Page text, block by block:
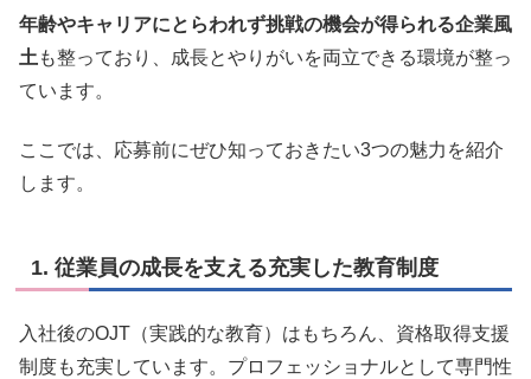
年齢やキャリアにとらわれず挑戦の機会が得られる企業風
土 も整っており、成長とやりがいを両立できる環境が整っ
ています。
ここでは、応募前にぜひ知っておきたい3つの魅力を紹介
します。
1. 従業員の成長を支える充実した教育制度
入社後のOJT（実践的な教育）はもちろん、資格取得支援
制度も充実しています。プロフェッショナルとして専門性